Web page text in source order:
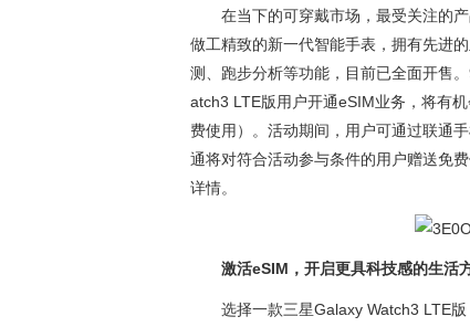
在当下的可穿戴市场，最受关注的
做工精致的新一代智能手表，拥有先进
测、跑步分析等功能，目前已全面开售
atch3 LTE版用户开通eSIM业务，将有
费使用）。活动期间，用户可通过联通
通将对符合活动参与条件的用户赠送免
详情。
激活eSIM，开启更具科技感的生活
选择一款三星Galaxy Watch3 LTE